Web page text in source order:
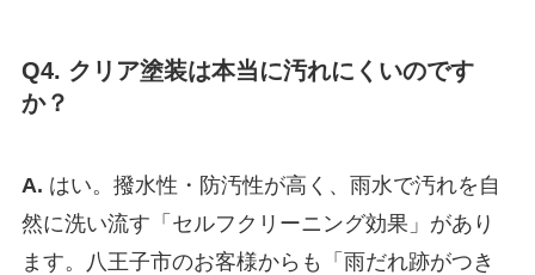
Q4. クリア塗装は本当に汚れにくいのです
か？
A. はい。撥水性・防汚性が高く、雨水で汚れを自
然に洗い流す「セルフクリーニング効果」があり
ます。八王子市のお客様からも「雨だれ跡がつき